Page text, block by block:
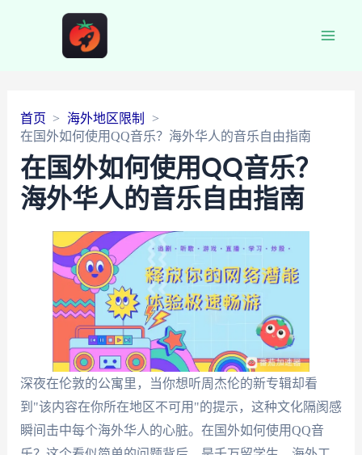
首页
海外地区限制
在国外如何使用QQ音乐？海外华人的音乐自由指南
在国外如何使用QQ音乐？
海外华人的音乐自由指南
深夜在伦敦的公寓里，当你想听周杰伦的新专辑却看
到"该内容在你所在地区不可用"的提示，这种文化隔阂感
瞬间击中每个海外华人的心脏。在国外如何使用QQ音